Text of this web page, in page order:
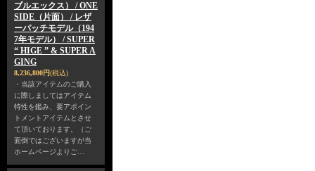
ブルエックス） / ONE
SIDE（片面） / レザ
ーパッチモデル（194
7年モデル） / SUPER
“ HIGE ” & SUPER A
GING
8,236,800円(税込)
・当該アイテムのご購入
に際しましてはアイテム
特性を鑑み、要アポイン
トメントアイテムとさせ
て頂いております。（ご
面倒ではございますが当
ホームページよりご…